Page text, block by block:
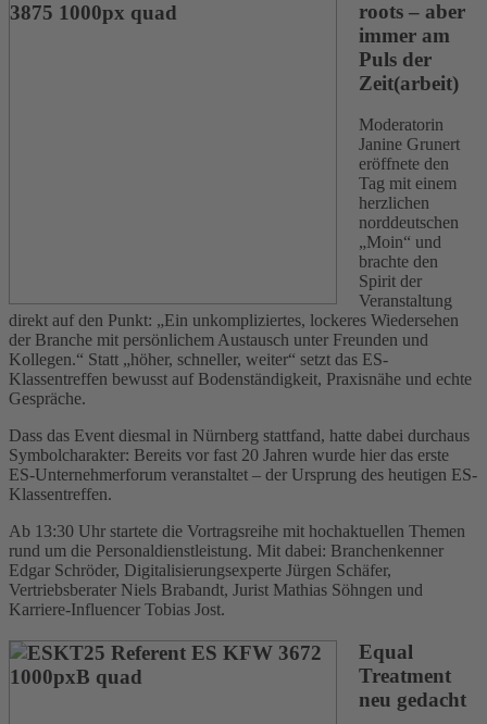
roots – aber
immer am
Puls der
Zeit(arbeit)
Moderatorin
Janine Grunert
eröffnete den
Tag mit einem
herzlichen
norddeutschen
„Moin“ und
brachte den
Spirit der
Veranstaltung
direkt auf den Punkt: „Ein unkompliziertes, lockeres Wiedersehen
der Branche mit persönlichem Austausch unter Freunden und
Kollegen.“ Statt „höher, schneller, weiter“ setzt das ES-
Klassentreffen bewusst auf Bodenständigkeit, Praxisnähe und echte
Gespräche.
Dass das Event diesmal in Nürnberg stattfand, hatte dabei durchaus
Symbolcharakter: Bereits vor fast 20 Jahren wurde hier das erste
ES-Unternehmerforum veranstaltet – der Ursprung des heutigen ES-
Klassentreffen.
Ab 13:30 Uhr startete die Vortragsreihe mit hochaktuellen Themen
rund um die Personaldienstleistung. Mit dabei: Branchenkenner
Edgar Schröder, Digitalisierungsexperte Jürgen Schäfer,
Vertriebsberater Niels Brabandt, Jurist Mathias Söhngen und
Karriere-Influencer Tobias Jost.
Equal
Treatment
neu gedacht